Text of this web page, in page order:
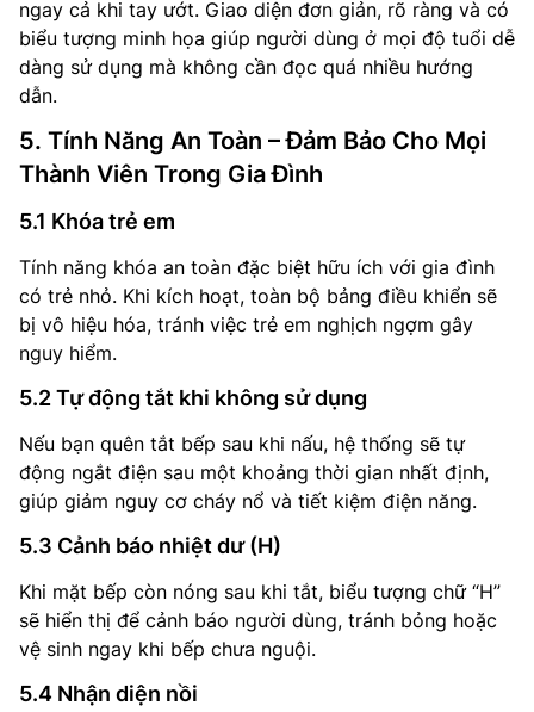
ngay cả khi tay ướt. Giao diện đơn giản, rõ ràng và có
biểu tượng minh họa giúp người dùng ở mọi độ tuổi dễ
dàng sử dụng mà không cần đọc quá nhiều hướng
dẫn.
5. Tính Năng An Toàn – Đảm Bảo Cho Mọi
Thành Viên Trong Gia Đình
5.1 Khóa trẻ em
Tính năng khóa an toàn đặc biệt hữu ích với gia đình
có trẻ nhỏ. Khi kích hoạt, toàn bộ bảng điều khiển sẽ
bị vô hiệu hóa, tránh việc trẻ em nghịch ngợm gây
nguy hiểm.
5.2 Tự động tắt khi không sử dụng
Nếu bạn quên tắt bếp sau khi nấu, hệ thống sẽ tự
động ngắt điện sau một khoảng thời gian nhất định,
giúp giảm nguy cơ cháy nổ và tiết kiệm điện năng.
5.3 Cảnh báo nhiệt dư (H)
Khi mặt bếp còn nóng sau khi tắt, biểu tượng chữ “H”
sẽ hiển thị để cảnh báo người dùng, tránh bỏng hoặc
vệ sinh ngay khi bếp chưa nguội.
5.4 Nhận diện nồi